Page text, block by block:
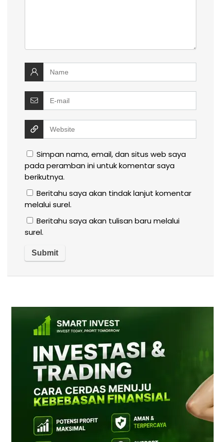
Simpan nama, email, dan situs web saya
pada peramban ini untuk komentar saya
berikutnya.
Beritahu saya akan tindak lanjut komentar
melalui surel.
Beritahu saya akan tulisan baru melalui
surel.